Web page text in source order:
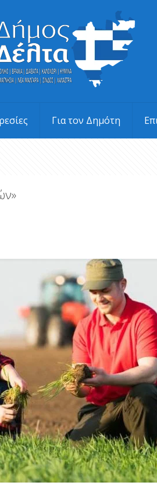
Για τον Δημότη